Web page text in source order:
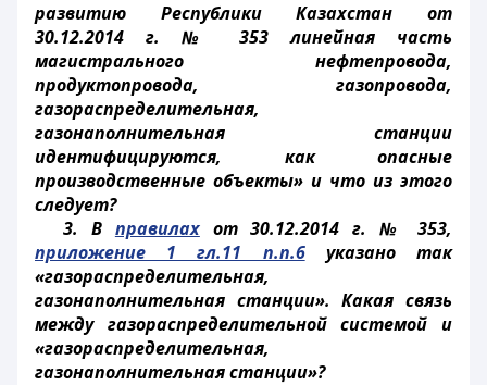
развитию Республики Казахстан от
30.12.2014 г. № 353 линейная часть
магистрального нефтепровода,
продуктопровода, газопровода,
газораспределительная,
газонаполнительная станции
идентифицируются, как опасные
производственные объекты» и что из этого
следует?
3. В правилахот 30.12.2014 г. № 353,
приложение 1 гл.11 п.п.6указано так
«газораспределительная,
газонаполнительная станции». Какая связь
между газораспределительной системой и
«газораспределительная,
газонаполнительная станции»?